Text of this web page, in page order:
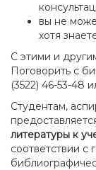
вы не
хотя
С этими и
Поговорить с
(3522) 46-53-48
Студентам,
литературы к
соответствии с